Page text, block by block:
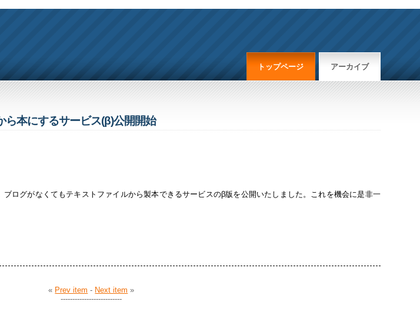
トップページ アーカイブ
ら本にするサービス(β)公開開始
ログがなくてもテキストファイルから製本できるサービスのβ版を公開いたしました。これを機会に是非一
« Prev item - Next item »
--------------------------